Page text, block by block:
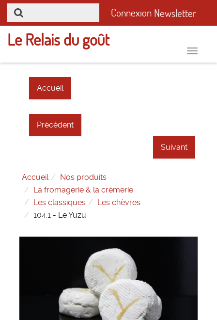
Connexion Newsletter
Toggle
Le Relais du goût
Accueil
Précédent
Suivant
Accueil
Nos produits
La fromagerie & la crémerie
Les classiques
Les chèvres
104.1 - Le Yuzu